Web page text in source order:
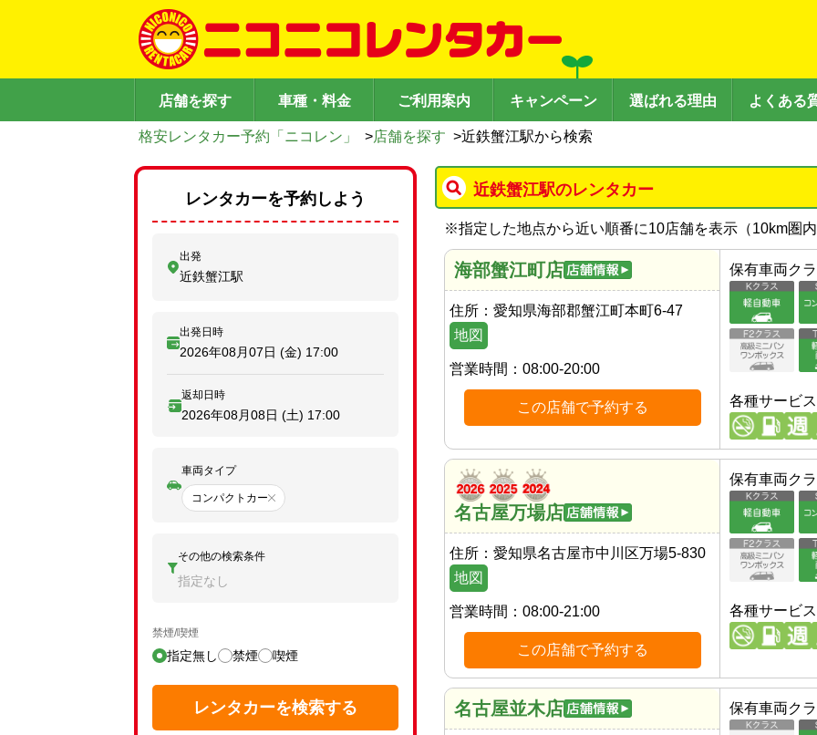
店舗を探す 車種・料金 ご利用案内 キャンペーン 選ばれる理由 よくある
格安レンタカー予約「ニコレン」 >店舗を探す >近鉄蟹江駅から検索
近鉄蟹江駅のレンタカー
※指定した地点から近い順番に10店舗を表示（10km圏
海部蟹江町店
住所： 愛知県海部郡蟹江町本町6-47
地図
営業時間： 08:00-20:00
この店舗で予約する
保有車両ク
各種サービス
名古屋万場店
住所： 愛知県名古屋市中川区万場5-830
地図
営業時間： 08:00-21:00
この店舗で予約する
保有車両ク
各種サービス
名古屋並木店 保有車両ク
レンタカーを予約しよう
出発
近鉄蟹江駅
出発日時
2026年08月07日 (金) 17:00
返却日時
2026年08月08日 (土) 17:00
車両タイプ
コンパクトカー
その他の検索条件
指定なし
禁煙/喫煙
指定無し 禁煙 喫煙
レンタカーを検索する